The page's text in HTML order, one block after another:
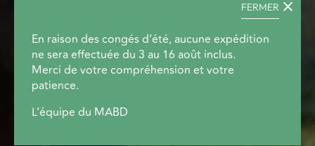
FERMER
En raison des congés d’été, aucune expédition
ne sera effectuée du 3 au 16 août inclus.
Merci de votre compréhension et votre
patience.
L’équipe du MABD